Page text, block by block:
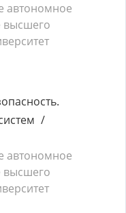
автономное
высшего
автономное
высшего